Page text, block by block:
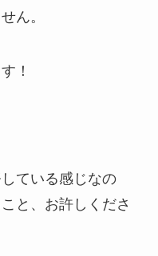
ん。
！
ている感じなの
と、お許しくださ